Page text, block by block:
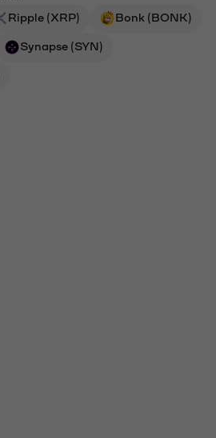
Ripple (XRP) Bonk (BONK)
Synapse (SYN)